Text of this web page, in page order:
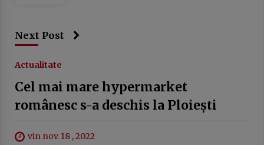
Next Post
Actualitate
Cel mai mare hypermarket
românesc s-a deschis la Ploiești
vin nov. 18 , 2022